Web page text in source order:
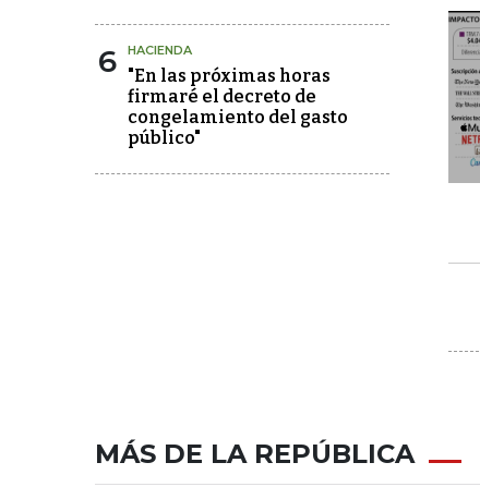
6 HACIENDA
"En las próximas horas
firmaré el decreto de
congelamiento del gasto
público"
MÁS DE LA REPÚBLICA